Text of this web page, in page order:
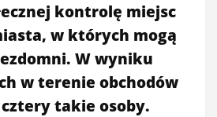
kontrolę miejsc
w których mogą
W wyniku
w terenie obchodów
takie osoby.